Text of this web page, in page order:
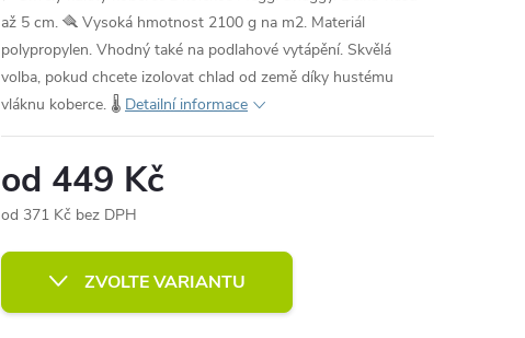
až 5 cm. 🪮 Vysoká hmotnost 2100 g na m2. Materiál
polypropylen. Vhodný také na podlahové vytápění. Skvělá
volba, pokud chcete izolovat chlad od země díky hustému
vláknu koberce. 🌡️ Detailní informace
od 449 Kč
od 371 Kč bez DPH
cena:
ZVOLTE VARIANTU